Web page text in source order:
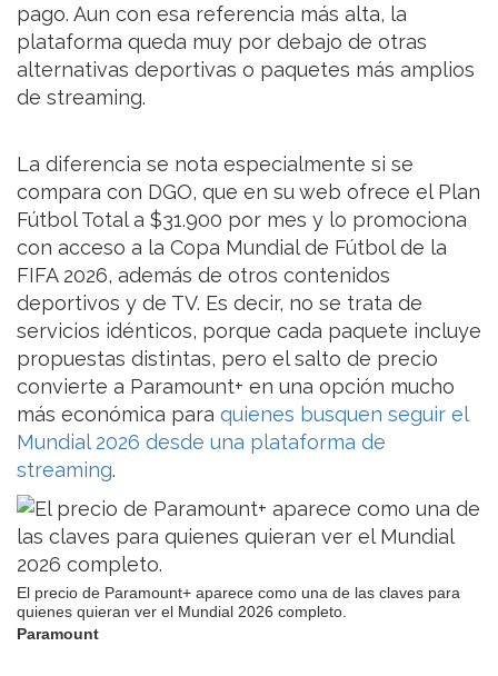
pago. Aun con esa referencia más alta, la
plataforma queda muy por debajo de otras
alternativas deportivas o paquetes más amplios
de streaming.
La diferencia se nota especialmente si se
compara con DGO, que en su web ofrece el Plan
Fútbol Total a $31.900 por mes y lo promociona
con acceso a la Copa Mundial de Fútbol de la
FIFA 2026, además de otros contenidos
deportivos y de TV. Es decir, no se trata de
servicios idénticos, porque cada paquete incluye
propuestas distintas, pero el salto de precio
convierte a Paramount+ en una opción mucho
más económica para quienes busquen seguir el
Mundial 2026 desde una plataforma de
streaming.
El precio de Paramount+ aparece como una de las claves para
quienes quieran ver el Mundial 2026 completo.
Paramount